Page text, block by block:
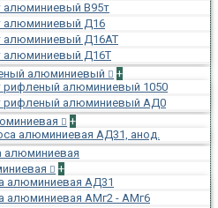
алюминиевый В95т
алюминиевый Д16
алюминиевый Д16АТ
алюминиевый Д16Т
алюминиевый
+
рифленый алюминиевый 1050
рифленый алюминиевый АД0
+
алюминиевая АД31, анод.
алюминиевая
+
алюминиевая АД31
алюминиевая АМг2 - АМг6